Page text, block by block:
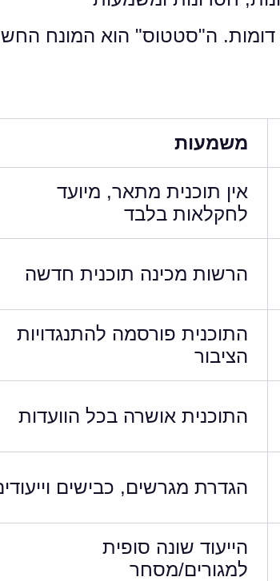
ה"סטטוס" הוא המונח
משמעות
אין תוכנית מתאר, מיועד
לחקלאות בלבד
הרשות מכינה תוכנית חדשה
התוכנית פורסמה להתנגדויות
הציבור
התוכנית אושרה בכל הוועדות
הגדרת מגרשים, כבישים
הייעוד שונה סופית
למגורים/מסחר